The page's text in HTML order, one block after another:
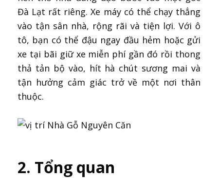
Đà Lạt rất riêng. Xe máy có thể chạy thẳng
vào tận sân nhà, rộng rãi và tiện lợi. Với ô
tô, bạn có thể đậu ngay đầu hẻm hoặc gửi
xe tại bãi giữ xe miễn phí gần đó rồi thong
thả tản bộ vào, hít hà chút sương mai và
tận hưởng cảm giác trở về một nơi thân
thuộc.
2. Tổng quan